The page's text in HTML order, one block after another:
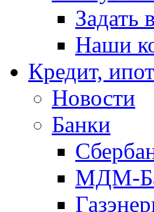
Задать
Наши
Кредит,
Новости
Банки
МДМ-